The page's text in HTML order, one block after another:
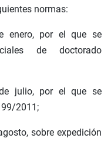
normas:
enero, por el que se
de doctorado
julio, por el que se
2011;
sobre expedición